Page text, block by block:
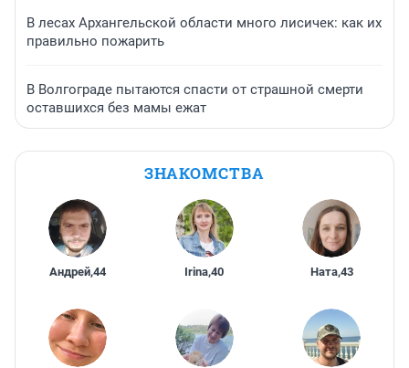
В лесах Архангельской области много лисичек: как их
правильно пожарить
В Волгограде пытаются спасти от страшной смерти
оставшихся без мамы ежат
ЗНАКОМСТВА
Андрей,44 Irina,40 Ната,43